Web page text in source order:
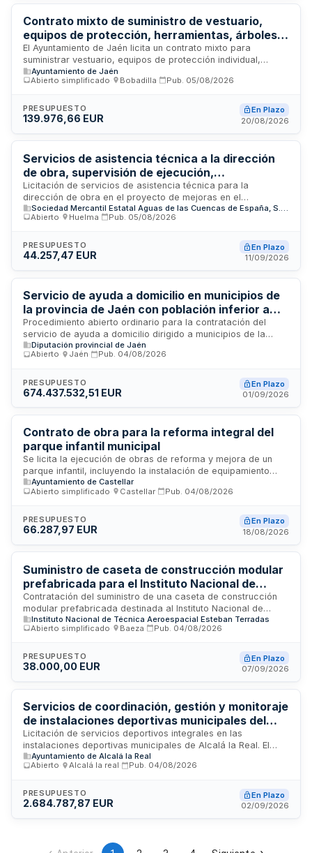
de servicios en Jaén y prestar los servicios conforme a los
niveles y horarios especificados en el pliego.
Contrato mixto de suministro de vestuario,
equipos de protección, herramientas, árboles,
flores y alquiler de maquinaria y vehículos para
reforestación urbana del Ayuntamiento de
Jaén
El Ayuntamiento de Jaén licita un contrato mixto para
suministrar vestuario, equipos de protección individual,
herramientas, materiales, árboles, flores de temporada, así
como alquiler de maquinaria, contenedores, camiones y
reforestación urbana de la ciudad incluido en el Plan de
Fomento del Empleo Agrario 2025. El contrato tiene duración
Ayuntamiento de Jaén
Abierto simplificado
Bobadilla Pub. 05/08/2026
PRESUPUESTO
139.976,66 EUR
En Plazo
20/08/2026
Servicios de asistencia técnica a la dirección
de obra, supervisión de ejecución,
coordinación de seguridad y salud y control
medioambiental para mejoras en
abastecimiento de agua potable en Huelma
Licitación de servicios de asistencia técnica para la
dirección de obra en el proyecto de mejoras en el
abastecimiento de agua potable del municipio de Huelma,
provincia de Jaén. El contrato comprende la supervisión y
seguridad y salud, y la coordinación y control
medioambiental. El proyecto está cofinanciado por la Unión
FEDER 2021-2027.
Sociedad Mercantil Estatal Aguas de las Cuencas de España, S.A. (ACUAES)
Abierto
Huelma Pub. 05/08/2026
PRESUPUESTO
44.257,47 EUR
En Plazo
11/09/2026
Servicio de ayuda a domicilio en municipios de
la provincia de Jaén con población inferior a
20.000 habitantes
Procedimiento abierto ordinario para la contratación del
servicio de ayuda a domicilio dirigido a municipios de la
provincia de Jaén con población inferior a 20.000 habitantes.
El servicio comprende la asignación de personal auxiliar
mensuales según prescripción, la colaboración con
protocolos técnicos de la Diputación Provincial, la
incidencias y el cumplimiento de responsabilidades en
situaciones excepcionales. La ejecución se ampara en
créditos específicos y se divide en lotes adjudicables según
criterios objetivos.
Diputación provincial de Jaén
Abierto
Jaén Pub. 04/08/2026
PRESUPUESTO
674.437.532,51 EUR
En Plazo
01/09/2026
Contrato de obra para la reforma integral del
parque infantil municipal
Se licita la ejecución de obras de reforma y mejora de un
parque infantil, incluyendo la instalación de equipamiento
para terrenos de juego y la colocación de pavimentos
flexibles de seguridad. El proyecto técnico ha sido
través del Plan Provincial de Cooperación a las Obras y
Servicios. La obra se ejecutará conforme a las
y salud establecidas en la documentación del proyecto.
Ayuntamiento de Castellar
Abierto simplificado
Castellar Pub. 04/08/2026
PRESUPUESTO
66.287,97 EUR
En Plazo
18/08/2026
Suministro de caseta de construcción modular
prefabricada para el Instituto Nacional de
Técnica Aeroespacial
Contratación del suministro de una caseta de construcción
modular prefabricada destinada al Instituto Nacional de
Técnica Aeroespacial. El contrato se tramita mediante
procedimiento abierto simplificado conforme a la Ley de
objetivos de valoración para la adjudicación y permite la
presentación de variantes o mejoras en las proposiciones.
Administrativas Particulares, el Pliego de Prescripciones
Técnicas y la proposición adjudicada.
Instituto Nacional de Técnica Aeroespacial Esteban Terradas
Abierto simplificado
Baeza Pub. 04/08/2026
PRESUPUESTO
38.000,00 EUR
En Plazo
07/09/2026
Servicios de coordinación, gestión y monitoraje
de instalaciones deportivas municipales del
Ayuntamiento de Alcalá la Real
Licitación de servicios deportivos integrales en las
instalaciones deportivas municipales de Alcalá la Real. El
contrato incluye coordinación de instalaciones, plan local de
deporte base, monitoraje deportivo uni y multidisciplinar,
completa de espacios deportivos, organización de escuelas
deportivas municipales, prestación de servicios de
Ayuntamiento de Alcalá la Real
Abierto
Alcalá la real Pub. 04/08/2026
PRESUPUESTO
2.684.787,87 EUR
En Plazo
02/09/2026